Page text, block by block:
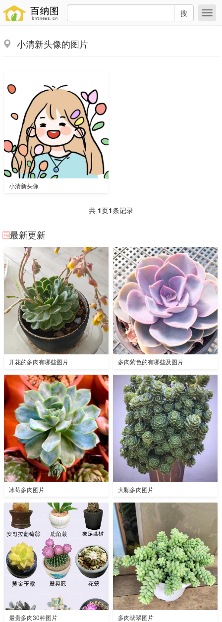
搜
小清新头像的图片
小清新头像
共 1页1条记录
最新更新
开花的多肉有哪些图片 多肉紫色的有哪些及图片
冰莓多肉图片 大颗多肉图片
最贵多肉30种图片 多肉翡翠图片